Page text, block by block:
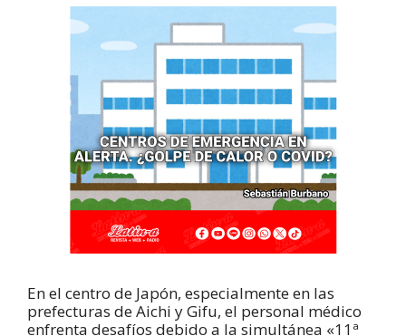
En el centro de Japón, especialmente en las
prefecturas de Aichi y Gifu, el personal médico
enfrenta desafíos debido a la simultánea «11ª